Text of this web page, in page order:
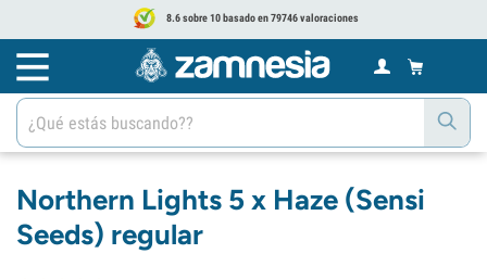
8.6 sobre 10 basado en 79746 valoraciones
Northern Lights 5 x Haze (Sensi
Seeds) regular